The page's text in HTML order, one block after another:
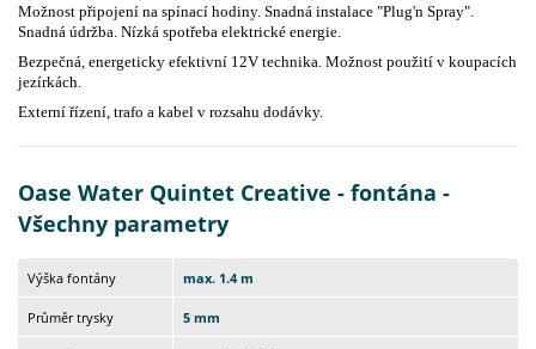
Možnost připojení na spínací hodiny. Snadná instalace "Plug'n Spray".
Snadná údržba. Nízká spotřeba elektrické energie.
Bezpečná, energeticky efektivní 12V technika. Možnost použití v koupacích
jezírkách.
Externí řízení, trafo a kabel v rozsahu dodávky.
Oase Water Quintet Creative - fontána -
Všechny parametry
Výška fontány max. 1.4 m
Průměr trysky 5 mm